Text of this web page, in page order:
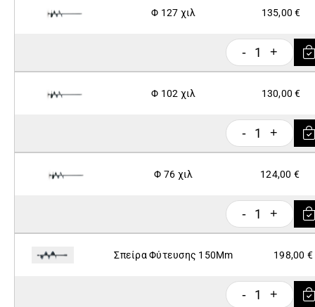
Φ 127 χιλ 135,00 €
- 1 +
Φ 102 χιλ 130,00 €
- 1 +
Φ 76 χιλ 124,00 €
- 1 +
Σπείρα Φύτευσης 150Mm 198,00 €
- 1 +